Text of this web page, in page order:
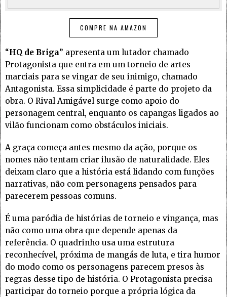
COMPRE NA AMAZON
“HQ de Briga” apresenta um lutador chamado
Protagonista que entra em um torneio de artes
marciais para se vingar de seu inimigo, chamado
Antagonista. Essa simplicidade é parte do projeto da
obra. O Rival Amigável surge como apoio do
personagem central, enquanto os capangas ligados ao
vilão funcionam como obstáculos iniciais.
A graça começa antes mesmo da ação, porque os
nomes não tentam criar ilusão de naturalidade. Eles
deixam claro que a história está lidando com funções
narrativas, não com personagens pensados para
parecerem pessoas comuns.
É uma paródia de histórias de torneio e vingança, mas
não como uma obra que depende apenas da
referência. O quadrinho usa uma estrutura
reconhecível, próxima de mangás de luta, e tira humor
do modo como os personagens parecem presos às
regras desse tipo de história. O Protagonista precisa
participar do torneio porque a própria lógica da